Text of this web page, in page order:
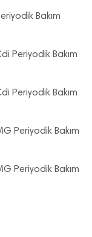
Bakım
Periyodik Bakım
Periyodik Bakım
Periyodik Bakım
Periyodik Bakım